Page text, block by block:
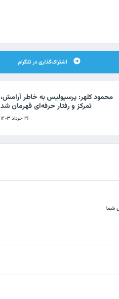
اشتراک‌گذاری در تلگرام
محمود کلهر: پرسپولیس به خاطر آرامش،
تمرکز و رفتار حرفه‌ای قهرمان شد
۲۶ خرداد ۱۴۰۳
شما